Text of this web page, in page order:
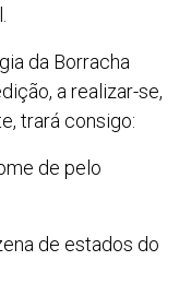
da Borracha
a realizar-se,
trará consigo:
de pelo
de estados do